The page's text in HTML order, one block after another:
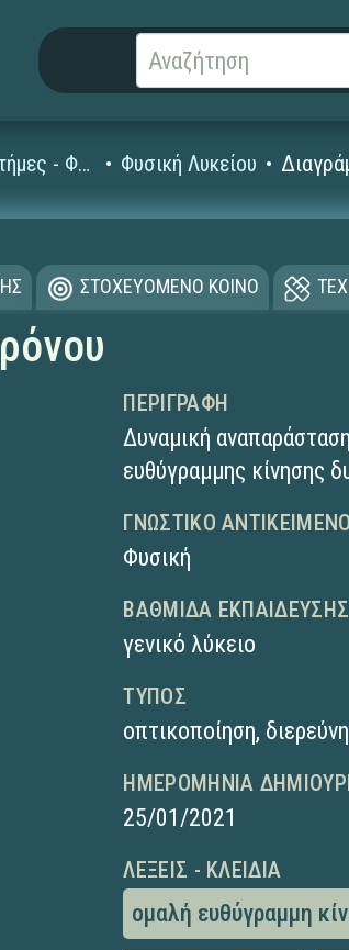
Φυσικές Επιστήμες - Φυσική Φυσική Λυκείου
ΣΤΟΧΕΥΟΜΕΝΟ ΚΟΙΝΟ
ΠΕΡΙΓΡΑΦΉ
Δυναμική
ευθύγραμμης κίνησης
ΓΝΩΣΤΙΚΌ ΑΝΤΙΚΕΊΜΕΝΟ
Φυσική
ΒΑΘΜΊΔΑ ΕΚΠΑΊΔΕΥΣΗΣ
γενικό λύκειο
ΤΎΠΟΣ
οπτικοποίηση,
ΗΜΕΡΟΜΗΝΊΑ
25/01/2021
ΛΈΞΕΙΣ - ΚΛΕΙΔΙΆ
ομαλή ευθύγραμμη